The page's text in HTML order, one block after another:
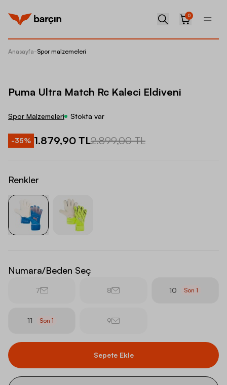
0
Anasayfa-Spor malzemeleri
Puma Ultra Match Rc Kaleci Eldiveni
Spor Malzemeleri Stokta var
-35% 1.879,90 TL2.899,00 TL
Renkler
Numara/Beden Seç
7 8 10 Son 1
11 Son 1 9
Sepete Ekle